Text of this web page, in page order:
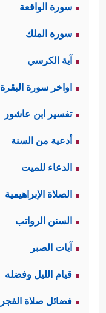
سورة الواقعة
سورة الملك
آية الكرسي
اواخر سورة البقرة
تفسير ابن عاشور
أدعية من السنة
الدعاء للميت
الصلاة الإبراهيمية
السنن الرواتب
آيات الصبر
قيام الليل وفضله
فضائل صلاة الفجر